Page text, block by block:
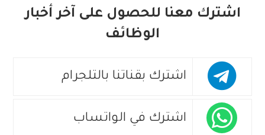
اشترك معنا للحصول على آخر أخبار
الوظائف
اشترك بقناتنا بالتلجرام
اشترك في الواتساب